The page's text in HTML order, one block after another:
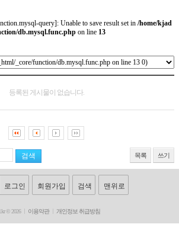
query]: Unable to save result set in /home/kjad
db.mysql.func.php on line 13
등록된 게시물이 없습니다.
목록 쓰기
로그인 회원가입 검색 맨위로
© 2026 이용약관 개인정보 취급방침